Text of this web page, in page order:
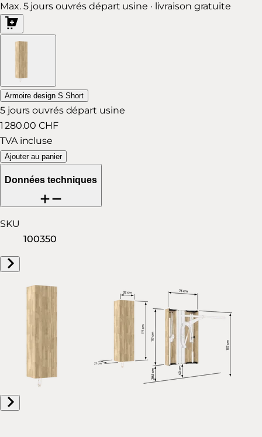
Max. 5 jours ouvrés départ usine · livraison gratuite
Armoire design S Short
5 jours ouvrés départ usine
1 280.00 CHF
TVA incluse
Ajouter au panier
Données techniques
SKU
100350